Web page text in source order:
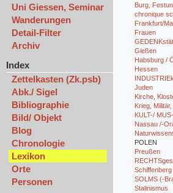
Uni Giessen, Seminar
Wanderungen
Detail-Filter
Archiv
Index
Zettelkasten (Zk.psb)
Abk./ Sigel
Bibliographie
Bild/ Objekt
Blog
Chronologie
Lexikon
Orte
Personen
Burg,
chronique
Frankfurt/
Frauen
Gießen
Habsburg /
Hessen
Juden
Kirche,
Krieg,
KULT-/
Nassau /-
POLEN
Preußen
Schiffenberg
SOLMS (-
Stalinismus